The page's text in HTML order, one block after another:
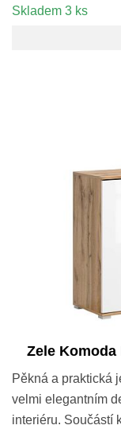
Skladem 3 ks
Zele Komoda
Pěkná a praktická
velmi elegantním
interiéru. Součástí